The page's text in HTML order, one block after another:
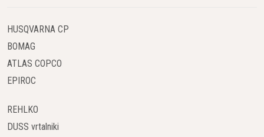
HUSQVARNA CP
BOMAG
ATLAS COPCO
EPIROC
REHLKO
DUSS vrtalniki